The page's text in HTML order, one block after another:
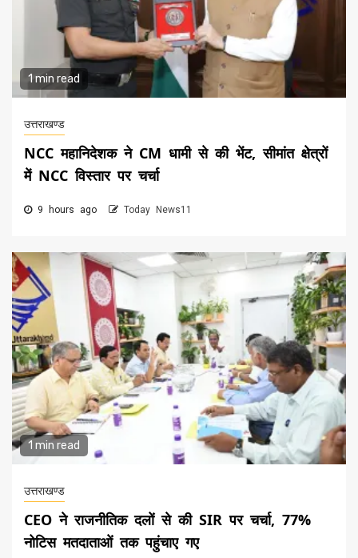
1 min read
उत्तराखण्ड
NCC महानिदेशक ने CM धामी से की भेंट, सीमांत क्षेत्रों
में NCC विस्तार पर चर्चा
9 hours ago Today News11
1 min read
उत्तराखण्ड
CEO ने राजनीतिक दलों से की SIR पर चर्चा, 77%
नोटिस मतदाताओं तक पहुंचाए गए